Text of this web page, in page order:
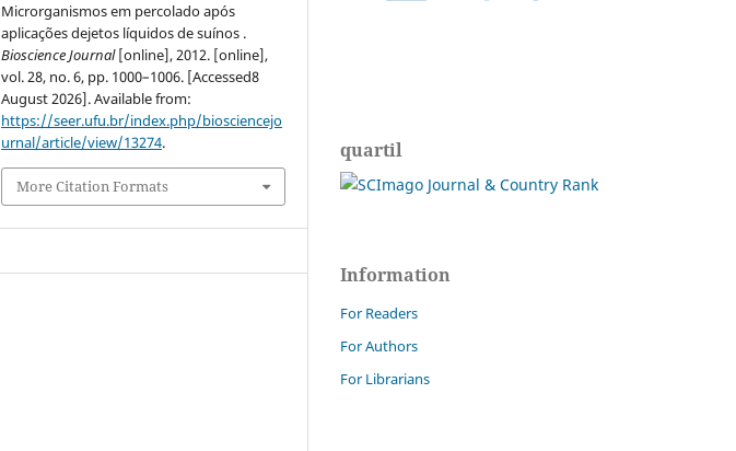
Microrganismos em percolado após
aplicações dejetos líquidos de suínos .
Bioscience Journal[online], 2012. [online],
vol. 28, no. 6, pp. 1000–1006. [Accessed8
August 2026]. Available from:
https://seer.ufu.br/index.php/biosciencejo
urnal/article/view/13274.
More Citation Formats
quartil
Information
For Readers
For Authors
For Librarians